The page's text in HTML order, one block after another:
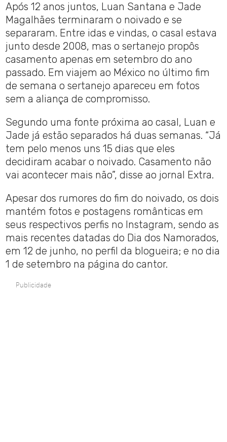
Após 12 anos juntos, Luan Santana e Jade
Magalhães terminaram o noivado e se
separaram. Entre idas e vindas, o casal estava
junto desde 2008, mas o sertanejo propôs
casamento apenas em setembro do ano
passado. Em viajem ao México no último fim
de semana o sertanejo apareceu em fotos
sem a aliança de compromisso.
Segundo uma fonte próxima ao casal, Luan e
Jade já estão separados há duas semanas. “Já
tem pelo menos uns 15 dias que eles
decidiram acabar o noivado. Casamento não
vai acontecer mais não”, disse ao jornal Extra.
Apesar dos rumores do fim do noivado, os dois
mantém fotos e postagens românticas em
seus respectivos perfis no Instagram, sendo as
mais recentes datadas do Dia dos Namorados,
em 12 de junho, no perfil da blogueira; e no dia
1 de setembro na página do cantor.
Publicidade